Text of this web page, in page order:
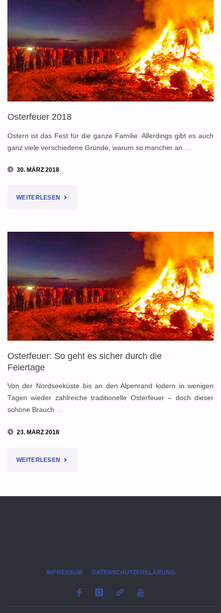
Osterfeuer 2018
Ostern ist das Fest für die ganze Familie. Allerdings gibt es auch
ganz viele verschiedene Gründe, warum so mancher an …
30. MÄRZ 2018
WEITERLESEN "OSTERFEUER
Osterfeuer: So geht es sicher durch die
Feiertage
Von der Nordseeküste bis an den Alpenrand lodern in wenigen
Tagen wieder zahlreiche traditionelle Osterfeuer – doch dieser
schöne Brauch …
23. MÄRZ 2018
WEITERLESEN "OSTERFEUER:
FEIERTAGE"
IMPRESSUM DATENSCHUTZERKLÄRUNG